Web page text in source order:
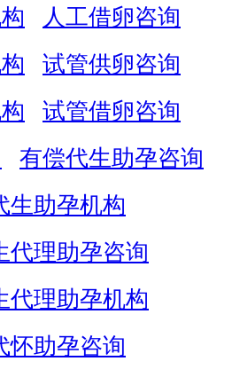
人工借卵咨询
试管供卵咨询
试管借卵咨询
有偿代生助孕咨询
生助孕机构
代理助孕咨询
代理助孕机构
怀助孕咨询